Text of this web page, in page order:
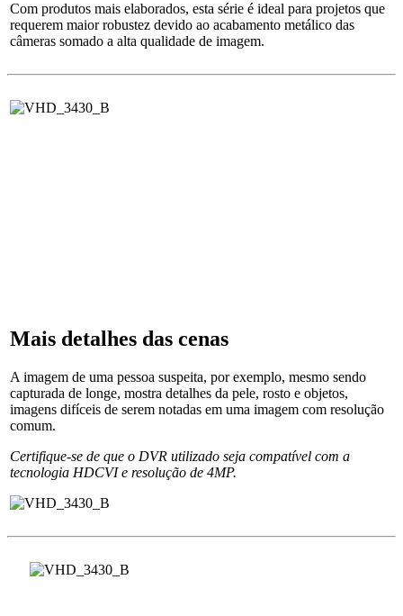
Com produtos mais elaborados, esta série é ideal para projetos que
requerem maior robustez devido ao acabamento metálico das
câmeras somado a alta qualidade de imagem.
Mais detalhes das cenas
A imagem de uma pessoa suspeita, por exemplo, mesmo sendo
capturada de longe, mostra detalhes da pele, rosto e objetos,
imagens difíceis de serem notadas em uma imagem com resolução
comum.
Certifique-se de que o DVR utilizado seja compatível com a
tecnologia HDCVI e resolução de 4MP.